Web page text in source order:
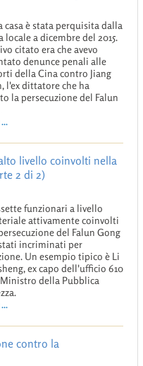
casa è stata perquisita dalla
locale a dicembre del 2015.
citato era che avevo
denunce penali alle
della Cina contro Jiang
l'ex dittatore che ha
la persecuzione del Falun
livello coinvolti nella
2 di 2)
funzionari a livello
attivamente coinvolti
del Falun Gong
incriminati per
Un esempio tipico è Li
ex capo dell'ufficio 610
Ministro della Pubblica
contro la